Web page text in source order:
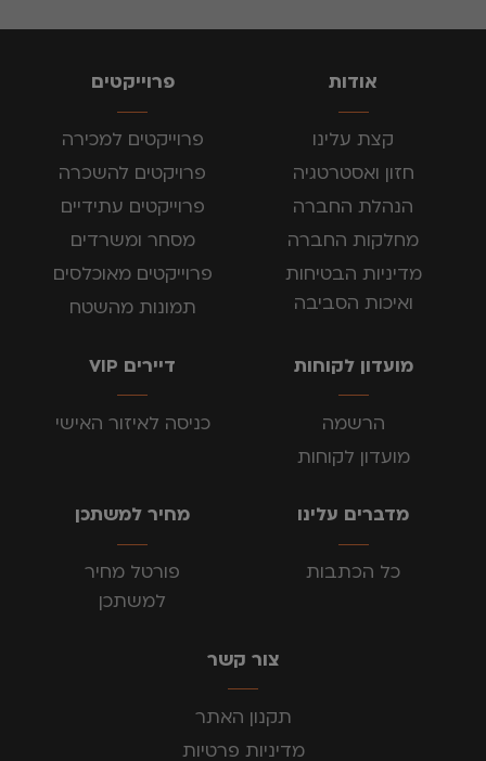
אודות
קצת עלינו
חזון ואסטרטגיה
הנהלת החברה
מחלקות החברה
מדיניות הבטיחות
ואיכות הסביבה
פרוייקטים
פרוייקטים למכירה
פרויקטים להשכרה
פרוייקטים עתידיים
מסחר ומשרדים
פרוייקטים מאוכלסים
תמונות מהשטח
מועדון לקוחות
הרשמה
מועדון לקוחות
דיירים VIP
כניסה לאיזור האישי
מדברים עלינו
כל הכתבות
מחיר למשתכן
פורטל מחיר
למשתכן
צור קשר
תקנון האתר
מדיניות פרטיות